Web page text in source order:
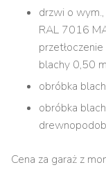
drzwi o
RAL 7016
blachy 0,50
obróbka
obróbka
Cena za garaż z